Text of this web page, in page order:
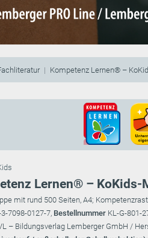
Kompetenz Lernen® –
Lernen® – KoKids-
mit rund 500 Seiten, A4;
7098-0127-7, Bestellnummer KL-G-801-
– Bildungsverlag Lemberger GmbH /